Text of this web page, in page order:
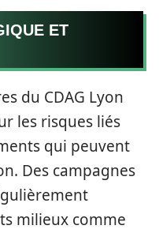
ET
du CDAG Lyon
les risques liés
qui peuvent
Des campagnes
milieux comme